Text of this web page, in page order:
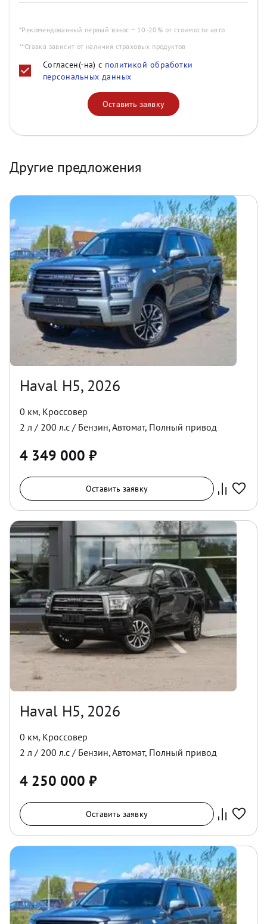
*Рекомендованный первый взнос ~ 10-20% от стоимости авто
**Ставка зависит от наличия страховых продуктов
Согласен(-на) с политикой обработки
персональных данных
Оставить заявку
Другие предложения
Haval H5, 2026
0 км, Кроссовер
2 л / 200 л.с / Бензин,Автомат, Полный привод
4 349 000 ₽
Оставить заявку
Haval H5, 2026
0 км, Кроссовер
2 л / 200 л.с / Бензин,Автомат, Полный привод
4 250 000 ₽
Оставить заявку